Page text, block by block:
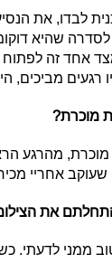
לבדו, את
שהיא
אחד זה לפתוח
רגעים מביכים,
מוכרת?
מהרגע
אחריי
את
ממני לדעתי.